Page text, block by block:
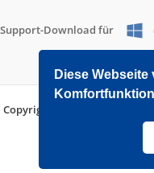
Support-Download für
Copyright © 2026 O&V
Diese